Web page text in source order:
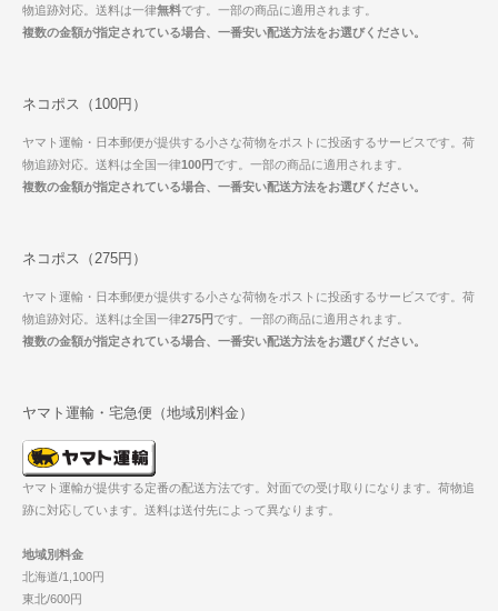
物追跡対応。送料は一律無料です。一部の商品に適用されます。
複数の金額が指定されている場合、一番安い配送方法をお選びください。
ネコポス（100円）
ヤマト運輸・日本郵便が提供する小さな荷物をポストに投函するサービスです。荷
物追跡対応。送料は全国一律100円 です。一部の商品に適用されます。
複数の金額が指定されている場合、一番安い配送方法をお選びください。
ネコポス（275円）
ヤマト運輸・日本郵便が提供する小さな荷物をポストに投函するサービスです。荷
物追跡対応。送料は全国一律275円 です。一部の商品に適用されます。
複数の金額が指定されている場合、一番安い配送方法をお選びください。
ヤマト運輸・宅急便（地域別料金）
ヤマト運輸が提供する定番の配送方法です。対面での受け取りになります。荷物追
跡に対応しています。送料は送付先によって異なります。
地域別料金
北海道/1,100円
東北/600円